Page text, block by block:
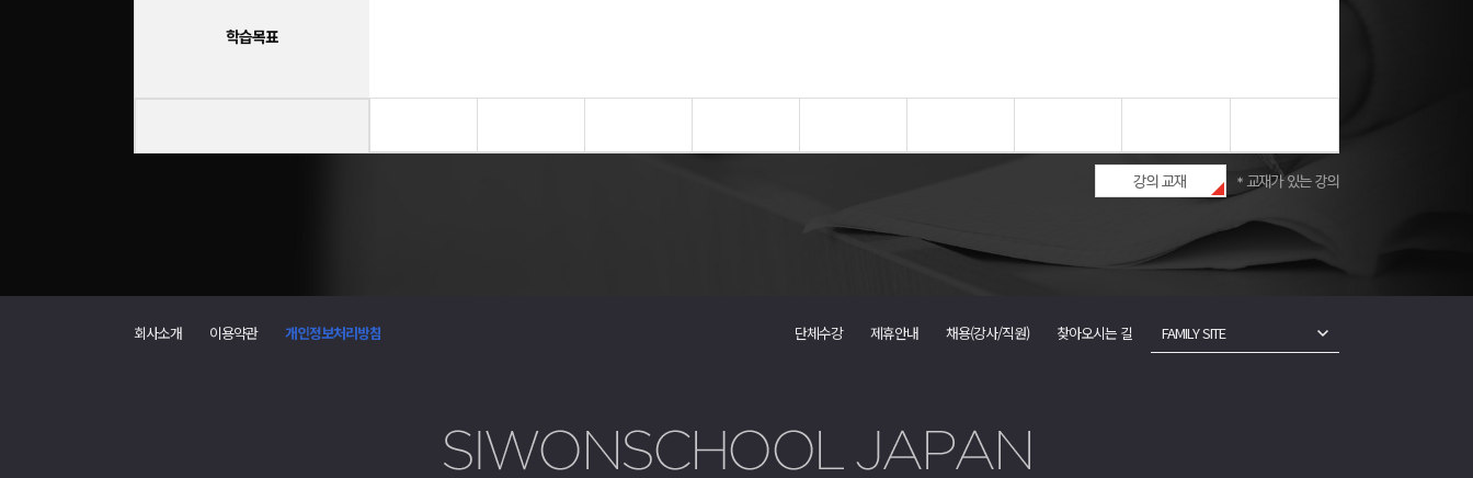
학습목표
회사소개 이용약관 개인정보처리방침 단체수강 제휴안내 채용(강사/직원) 찾아오시는 길 FAMILY SITE